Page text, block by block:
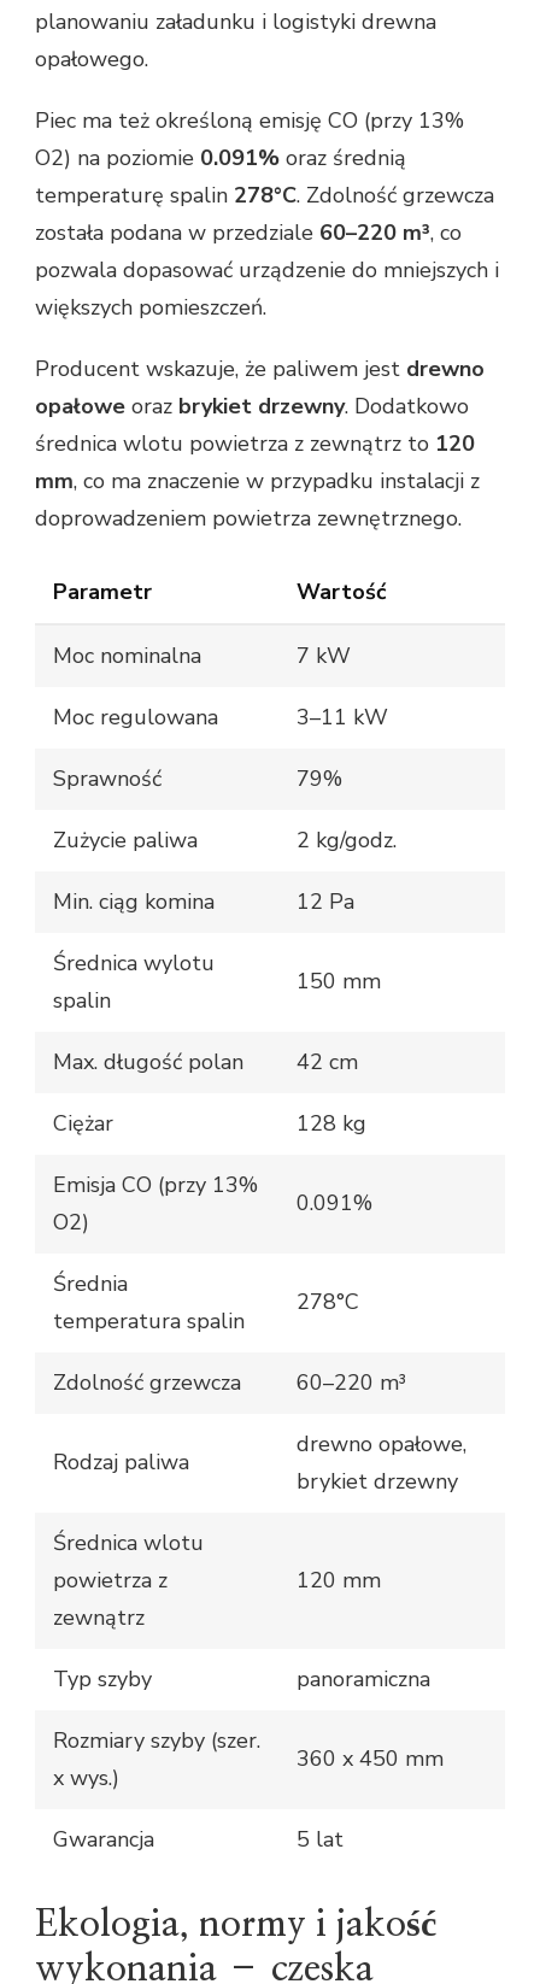
planowaniu załadunku i logistyki drewna
opałowego.
Piec ma też określoną emisję CO (przy 13%
O2) na poziomie 0.091% oraz średnią
temperaturę spalin 278°C. Zdolność grzewcza
została podana w przedziale 60–220 m³, co
pozwala dopasować urządzenie do mniejszych i
większych pomieszczeń.
Producent wskazuje, że paliwem jest drewno
opałowe oraz brykiet drzewny. Dodatkowo
średnica wlotu powietrza z zewnątrz to 120
mm, co ma znaczenie w przypadku instalacji z
doprowadzeniem powietrza zewnętrznego.
Parametr Wartość
Moc nominalna 7 kW
Moc regulowana 3–11 kW
Sprawność 79%
Zużycie paliwa 2 kg/godz.
Min. ciąg komina 12 Pa
Średnica wylotu
spalin
150 mm
Max. długość polan 42 cm
Ciężar 128 kg
Emisja CO (przy 13%
O2)
0.091%
Średnia
temperatura spalin
278°C
Zdolność grzewcza 60–220 m³
Rodzaj paliwa
drewno opałowe,
brykiet drzewny
Średnica wlotu
powietrza z
zewnątrz
120 mm
Typ szyby panoramiczna
Rozmiary szyby (szer.
x wys.)
360 x 450 mm
Gwarancja 5 lat
Ekologia, normy i jakość
wykonania – czeska